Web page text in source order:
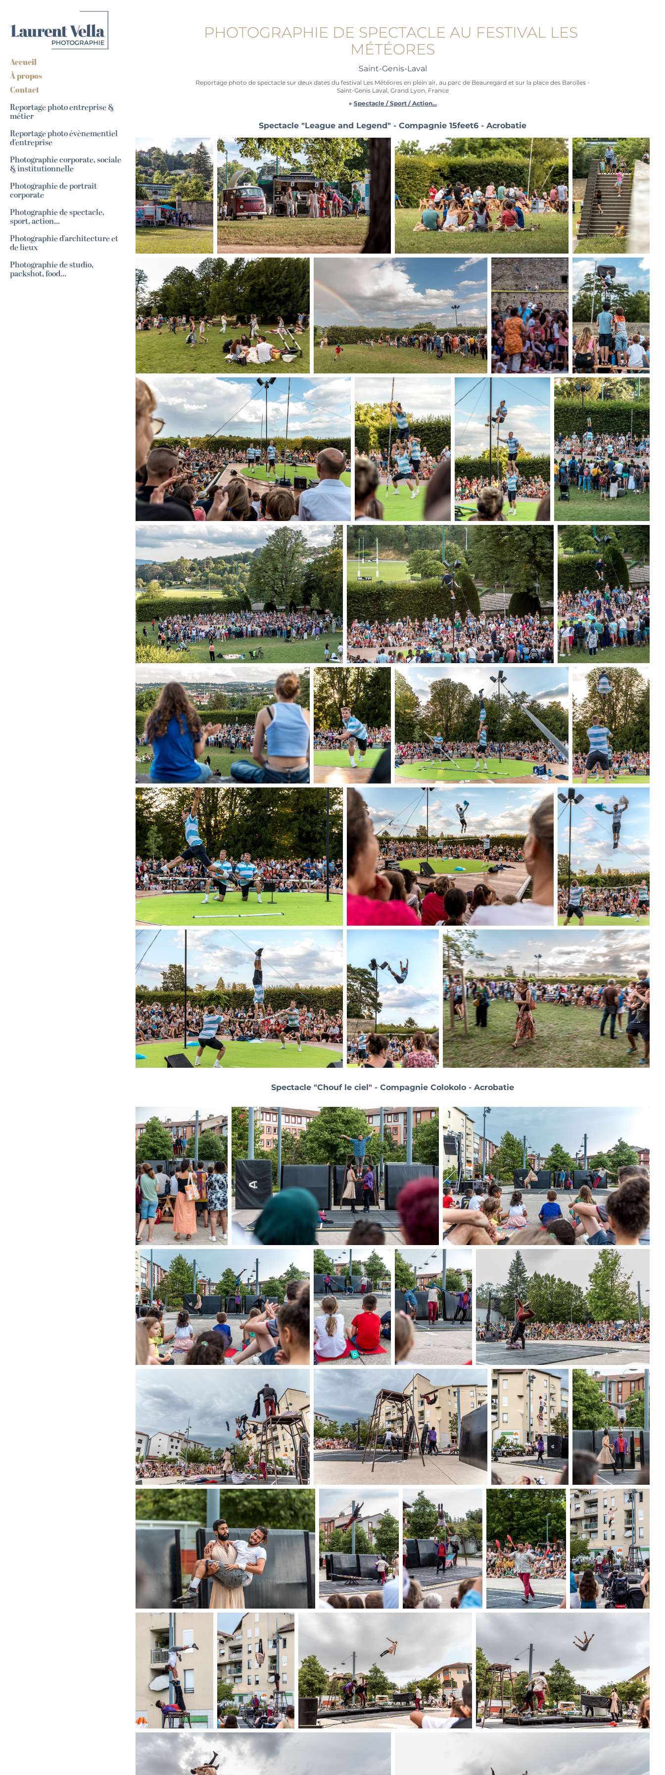
Accueil
À propos
Contact
Reportage photo entreprise &
métier
Reportage photo évènementiel
d'entreprise
Photographie corporate, sociale
& institutionnelle
Photographie de portrait
corporate
Photographie de spectacle,
sport, action...
Photographie d'architecture et
de lieux
Photographie de studio,
packshot, food...
PHOTOGRAPHIE DE SPECTACLE AU FESTIVAL LES
MÉTÉORES
Saint-Genis-Laval
Reportage photo de spectacle sur deux dates du festival Les Météores en plein air, au parc de Beauregard et sur la place des Barolles -
Saint-Genis Laval, Grand Lyon, France
←Spectacle / Sport / Action...
Spectacle "League and Legend" - Compagnie 15feet6 - Acrobatie
Spectacle "Chouf le ciel" - Compagnie Colokolo - Acrobatie